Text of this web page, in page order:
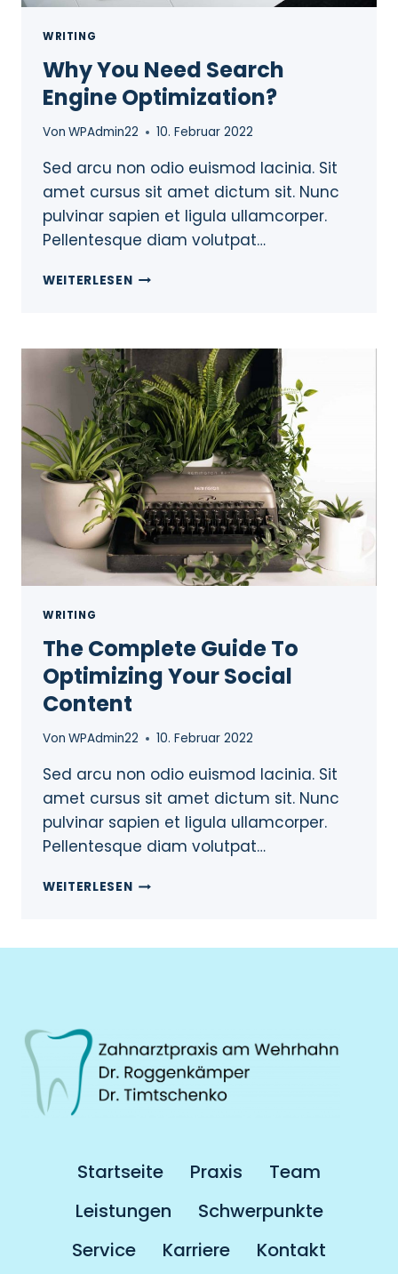
WRITING
Why You Need Search
Engine Optimization?
Von WPAdmin22 10. Februar 2022
Sed arcu non odio euismod lacinia. Sit
amet cursus sit amet dictum sit. Nunc
pulvinar sapien et ligula ullamcorper.
Pellentesque diam volutpat…
WEITERLESEN
WRITING
The Complete Guide To
Optimizing Your Social
Content
Von WPAdmin22 10. Februar 2022
Sed arcu non odio euismod lacinia. Sit
amet cursus sit amet dictum sit. Nunc
pulvinar sapien et ligula ullamcorper.
Pellentesque diam volutpat…
WEITERLESEN
Startseite Praxis
Team
Leistungen
Schwerpunkte
Service
Karriere Kontakt